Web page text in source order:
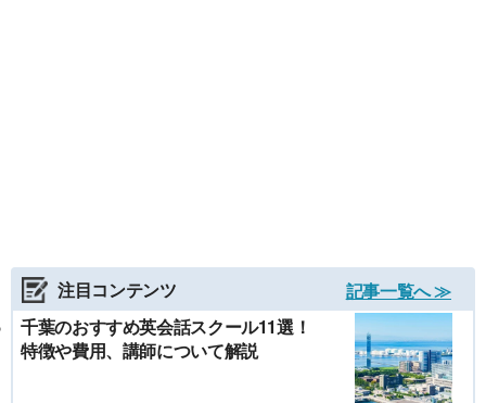
注目コンテンツ
記事一覧へ ≫
千葉のおすすめ英会話スクール11選！
特徴や費用、講師について解説